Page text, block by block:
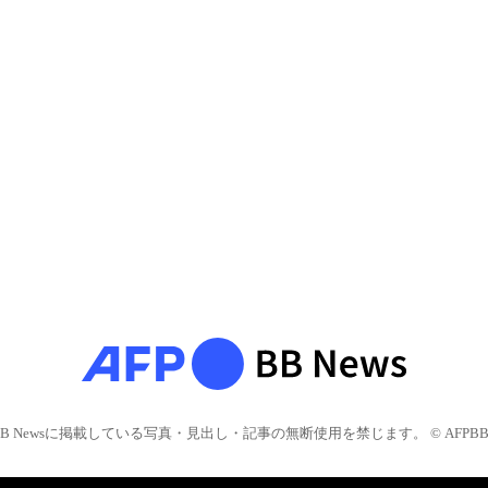
Newsに掲載している写真・見出し・記事の無断使用を禁じます。 © AFPBB